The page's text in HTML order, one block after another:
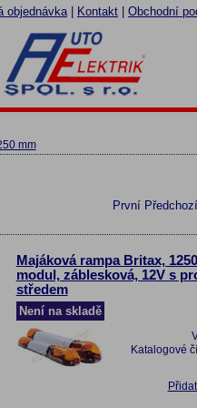
objednávka Kontakt Obchodní
mm
První Předchozí
Majáková rampa Britax,
modul, záblesková, 12V s
středem
Není na skladě
Katalogové